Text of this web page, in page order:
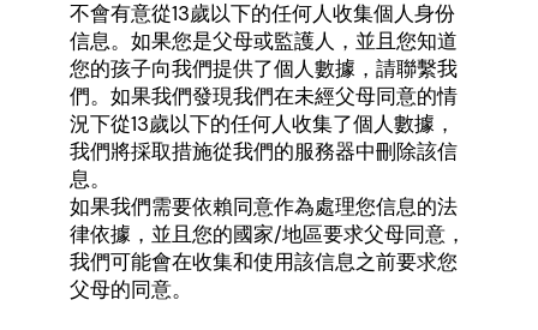
不會有意從13歲以下的任何人收集個人身份
信息。如果您是父母或監護人，並且您知道
您的孩子向我們提供了個人數據，請聯繫我
們。如果我們發現我們在未經父母同意的情
況下從13歲以下的任何人收集了個人數據，
我們將採取措施從我們的服務器中刪除該信
息。
如果我們需要依賴同意作為處理您信息的法
律依據，並且您的國家/地區要求父母同意，
我們可能會在收集和使用該信息之前要求您
父母的同意。